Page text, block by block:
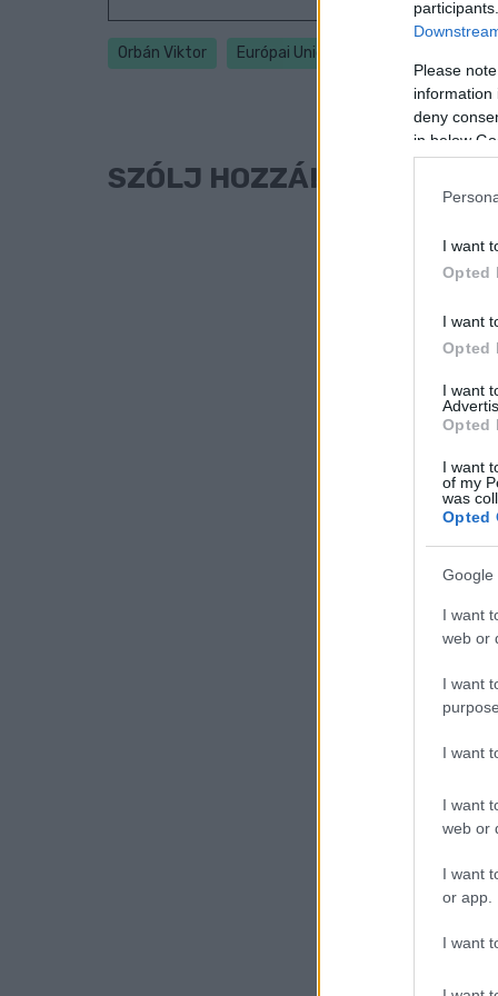
Please
information
deny
in below
I want
Opted
I want
Opted
I want
Opted
I want
of my
was
Opted
Google
I want
web or
I want
I want
I want
web or
I want
or app.
I want
Orbán Viktor Európai Unió
SZÓLJ HOZZÁ!